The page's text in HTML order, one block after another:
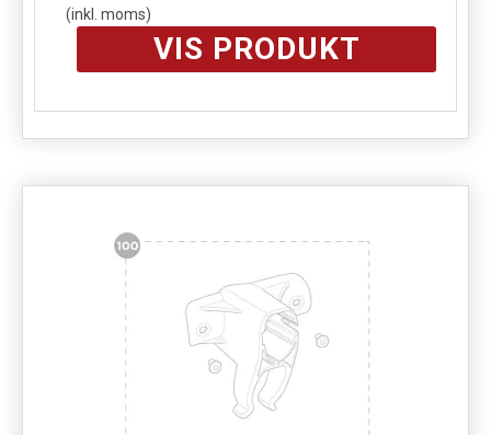
(inkl. moms)
VIS PRODUKT